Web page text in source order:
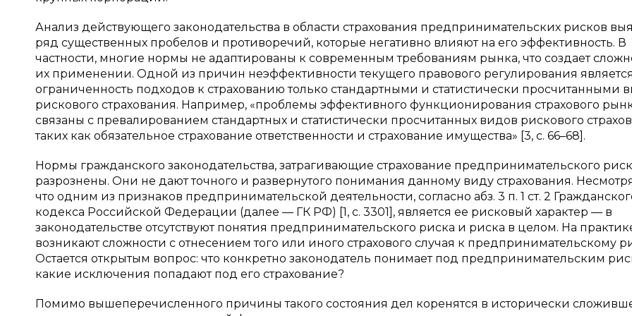
Анализ действующего законодательства в области страхования предпринимательских рисков
ряд существенных пробелов и противоречий, которые негативно влияют на его эффективность. В
частности, многие нормы не адаптированы к современным требованиям рынка, что создает
их применении. Одной из причин неэффективности текущего правового регулирования
ограниченность подходов к страхованию только стандартными и статистически просчитанными
рискового страхования. Например, «проблемы эффективного функционирования страхового
связаны с превалированием стандартных и статистически просчитанных видов рискового
таких как обязательное страхование ответственности и страхование имущества» [3, с. 66–68].
Нормы гражданского законодательства, затрагивающие страхование предпринимательского
разрознены. Они не дают точного и развернутого понимания данному виду страхования.
что одним из признаков предпринимательской деятельности, согласно абз. 3 п. 1 ст. 2
кодекса Российской Федерации (далее — ГК РФ) [1, с. 3301], является ее рисковый характер — в
законодательстве отсутствуют понятия предпринимательского риска и риска в целом. На
возникают сложности с отнесением того или иного страхового случая к предпринимательскому
Остается открытым вопрос: что конкретно законодатель понимает под предпринимательским
какие исключения попадают под его страхование?
Помимо вышеперечисленного причины такого состояния дел коренятся в исторически